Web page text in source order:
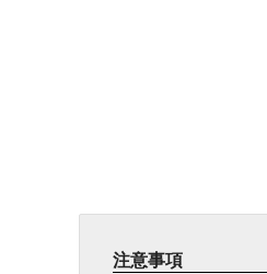
注意事項